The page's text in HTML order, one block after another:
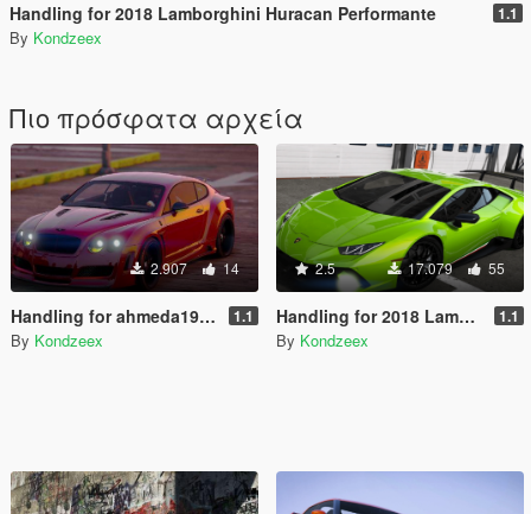
Handling for 2018 Lamborghini Huracan Performante 1.1
By Kondzeex
Πιο πρόσφατα αρχεία
2.907 14
Handling for ahmeda1999's 2011 Bentley Platinum Motorsports Continental GT 1.1
By Kondzeex
2.5 17.079 55
Handling for 2018 Lamborghini Huracan Performante 1.1
By Kondzeex